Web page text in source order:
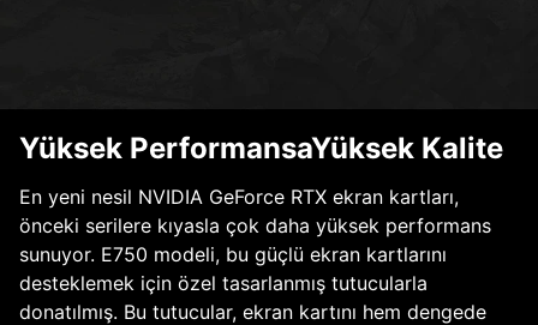
Yüksek PerformansaYüksek Kalite
En yeni nesil NVIDIA GeForce RTX ekran kartları,
önceki serilere kıyasla çok daha yüksek performans
sunuyor. E750 modeli, bu güçlü ekran kartlarını
desteklemek için özel tasarlanmış tutucularla
donatılmış. Bu tutucular, ekran kartını hem dengede